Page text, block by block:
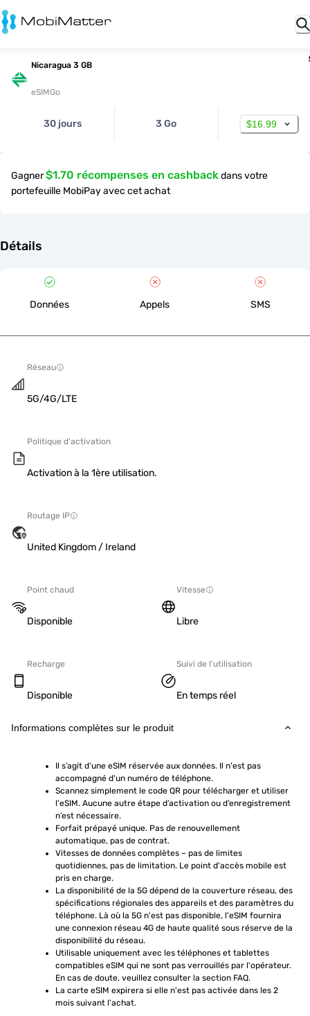
Nicaragua 3 GB
eSIMGo
30 jours 3 Go $16.99
Gagner$1.70 récompenses en cashbackdans votre
portefeuille MobiPay avec cet achat
Détails
Données Appels SMS
Réseau
5G/4G/LTE
Politique d'activation
Activation à la 1ère utilisation.
Routage IP
United Kingdom / Ireland
Point chaud
Disponible
Vitesse
Libre
Recharge
Disponible
Suivi de l'utilisation
En temps réel
Informations complètes sur le produit
Il s’agit d’une eSIM réservée aux données. Il n'est pas
accompagné d'un numéro de téléphone.
Scannez simplement le code QR pour télécharger et utiliser
l'eSIM. Aucune autre étape d’activation ou d’enregistrement
n’est nécessaire.
Forfait prépayé unique. Pas de renouvellement
automatique, pas de contrat.
Vitesses de données complètes – pas de limites
quotidiennes, pas de limitation. Le point d'accès mobile est
pris en charge.
La disponibilité de la 5G dépend de la couverture réseau, des
spécifications régionales des appareils et des paramètres du
téléphone. Là où la 5G n'est pas disponible, l'eSIM fournira
une connexion réseau 4G de haute qualité sous réserve de la
disponibilité du réseau.
Utilisable uniquement avec les téléphones et tablettes
compatibles eSIM qui ne sont pas verrouillés par l'opérateur.
En cas de doute, veuillez consulter la section FAQ.
La carte eSIM expirera si elle n'est pas activée dans les 2
mois suivant l'achat.